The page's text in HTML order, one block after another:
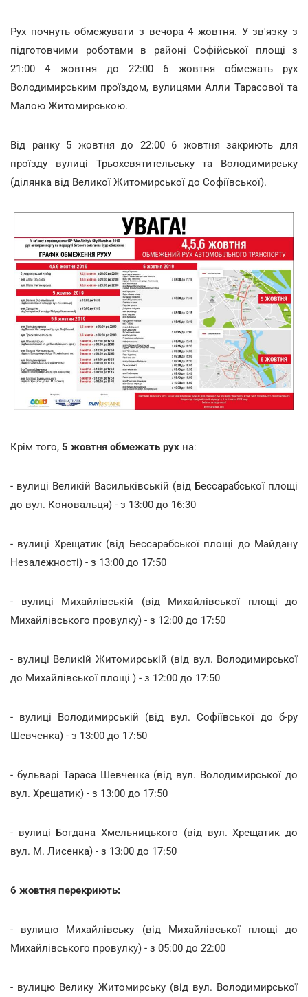
Рух почнуть обмежувати з вечора 4 жовтня. У зв'язку з
підготовчими роботами в районі Софійської площі з
21:00 4 жовтня до 22:00 6 жовтня обмежать рух
Володимирським проїздом, вулицями Алли Тарасової та
Малою Житомирською.
Від ранку 5 жовтня до 22:00 6 жовтня закриють для
проїзду вулиці Трьохсвятительську та Володимирську
(ділянка від Великої Житомирської до Софіївської).
Крім того, 5 жовтня обмежать рух на:
- вулиці Великій Васильківській (від Бессарабської площі
до вул. Коновальця) - з 13:00 до 16:30
- вулиці Хрещатик (від Бессарабської площі до Майдану
Незалежності) - з 13:00 до 17:50
- вулиці Михайлівській (від Михайлівської площі до
Михайлівського провулку) - з 12:00 до 17:50
- вулиці Великій Житомирській (від вул. Володимирської
до Михайлівської площі ) - з 12:00 до 17:50
- вулиці Володимирській (від вул. Софіївської до б-ру
Шевченка) - з 13:00 до 17:50
- бульварі Тараса Шевченка (від вул. Володимирської до
вул. Хрещатик) - з 13:00 до 17:50
- вулиці Богдана Хмельницького (від вул. Хрещатик до
вул. М. Лисенка) - з 13:00 до 17:50
6 жовтня перекриють:
- вулицю Михайлівську (від Михайлівської площі до
Михайлівського провулку) - з 05:00 до 22:00
- вулицю Велику Житомирську (від вул. Володимирської